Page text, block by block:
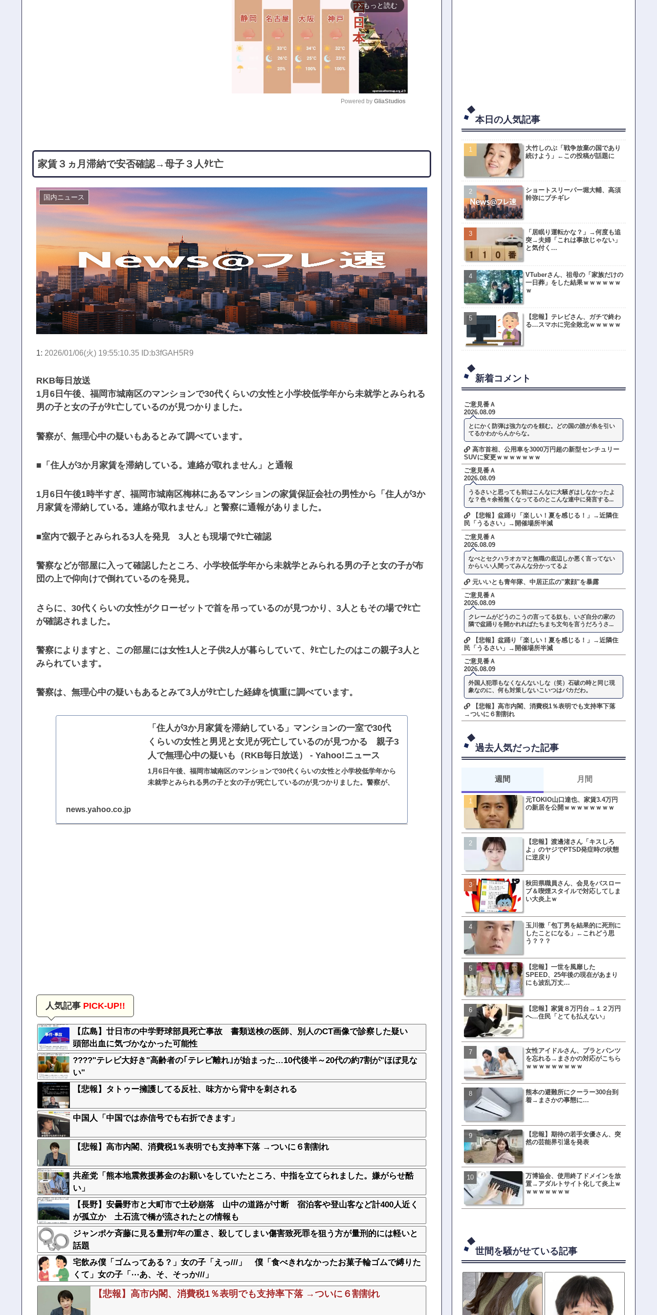
arrow_forward_ios もっと読む
Powered by GliaStudios
家賃３ヵ月滞納で安否確認→母子３人ﾀﾋ亡
国内ニュース
1: 2026/01/06(火) 19:55:10.35 ID:b3fGAH5R9
RKB毎日放送
1月6日午後、福岡市城南区のマンションで30代くらいの女性と小学校低学年から未就学とみられる
男の子と女の子がﾀﾋ亡しているのが見つかりました。
警察が、無理心中の疑いもあるとみて調べています。
■「住人が3か月家賃を滞納している。連絡が取れません」と通報
1月6日午後1時半すぎ、福岡市城南区梅林にあるマンションの家賃保証会社の男性から「住人が3か
月家賃を滞納している。連絡が取れません」と警察に通報がありました。
■室内で親子とみられる3人を発見 3人とも現場でﾀﾋ亡確認
警察などが部屋に入って確認したところ、小学校低学年から未就学とみられる男の子と女の子が布
団の上で仰向けで倒れているのを発見。
さらに、30代くらいの女性がクローゼットで首を吊っているのが見つかり、3人ともその場でﾀﾋ亡
が確認されました。
警察によりますと、この部屋には女性1人と子供2人が暮らしていて、ﾀﾋ亡したのはこの親子3人と
みられています。
警察は、無理心中の疑いもあるとみて3人がﾀﾋ亡した経緯を慎重に調べています。
「住人が3か月家賃を滞納している」マンションの一室で30代
くらいの女性と男児と女児が死亡しているのが見つかる 親子3
人で無理心中の疑いも（RKB毎日放送） - Yahoo!ニュース
1月6日午後、福岡市城南区のマンションで30代くらいの女性と小学校低学年から
未就学とみられる男の子と女の子が死亡しているのが見つかりました。警察が、
news.yahoo.co.jp
人気記事PICK-UP!!
【広島】廿日市の中学野球部員死亡事故 書類送検の医師、別人のCT画像で診察した疑い
頭部出血に気づかなかった可能性
????"テレビ大好き"高齢者の｢テレビ離れ｣が始まった…10代後半～20代の約7割が"ほぼ見な
い"
【悲報】タトゥー擁護してる反社、味方から背中を刺される
中国人「中国では赤信号でも右折できます」
【悲報】高市内閣、消費税1％表明でも支持率下落 →ついに６割割れ
共産党「熊本地震救援募金のお願いをしていたところ、中指を立てられました。嫌がらせ酷
い」
【長野】安曇野市と大町市で土砂崩落 山中の道路が寸断 宿泊客や登山客など計400人近く
が孤立か 土石流で橋が流されたとの情報も
ジャンポケ斉藤に見る量刑7年の重さ、殺してしまい傷害致死罪を狙う方が量刑的には軽いと
話題
宅飲み僕「ゴムってある？」女の子「えっ///」 僕「食べきれなかったお菓子輪ゴムで縛りた
くて」女の子「⋯あ、そ、そっか///」
【悲報】高市内閣、消費税1％表明でも支持率下落 →ついに６割割れ
本日の人気記事
大竹しのぶ「戦争放棄の国であり
続けよう」←この投稿が話題に
ショートスリーパー堀大輔、高須
幹弥にブチギレ
「居眠り運転かな？」→何度も追
突→夫婦「これは事故じゃない」
と気付く…
VTuberさん、祖母の「家族だけの
一日葬」をした結果ｗｗｗｗｗｗ
ｗ
【悲報】テレビさん、ガチで終わ
る…スマホに完全敗北ｗｗｗｗｗ
新着コメント
ご意見番Ａ
2026.08.09
とにかく防弾は強力なのを頼む。どの国の誰が糸を引い
てるかわからんからな。
高市首相、公用車を3000万円超の新型センチュリー
SUVに変更ｗｗｗｗｗｗｗ
ご意見番Ａ
2026.08.09
うるさいと思っても前はこんなに大騒ぎはしなかったよ
な？色々余裕無くなってるのとこんな連中に発言する...
【悲報】盆踊り「楽しい！夏を感じる！」→近隣住
民「うるさい」→開催場所半減
ご意見番Ａ
2026.08.09
なべとセクハラオカマと無職の底辺しか悪く言ってない
からいい人間ってみんな分かってるよ
元いいとも青年隊、中居正広の"素顔"を暴露
ご意見番Ａ
2026.08.09
クレームがどうのこうの言ってる奴も、いざ自分の家の
隣で盆踊りを開かれればたちまち文句を言うだろうさ...
【悲報】盆踊り「楽しい！夏を感じる！」→近隣住
民「うるさい」→開催場所半減
ご意見番Ａ
2026.08.09
外国人犯罪もなくなんないしな（笑）石破の時と同じ現
象なのに、何も対策しないこいつはバカだわ。
【悲報】高市内閣、消費税1％表明でも支持率下落
→ついに６割割れ
過去人気だった記事
週間
元TOKIO山口達也、家賃3.4万円
の新居を公開ｗｗｗｗｗｗｗｗ
【悲報】渡邊渚さん「キスしろ
よ」のヤジでPTSD発症時の状態
に逆戻り
秋田県職員さん、会見をバスロー
ブ＆喫煙スタイルで対応してしま
い大炎上ｗ
玉川徹「包丁男を結果的に死刑に
したことになる」←これどう思
う？？？
【悲報】一世を風靡した
SPEED、25年後の現在があまり
にも波乱万丈…
【悲報】家賃８万円台→１２万円
へ…住民「とても払えない」
女性アイドルさん、ブラとパンツ
を忘れる→まさかの対応がこちら
ｗｗｗｗｗｗｗｗｗ
熊本の避難所にクーラー300台到
着→まさかの事態に…
【悲報】期待の若手女優さん、突
然の芸能界引退を発表
万博協会、使用終了ドメインを放
置→アダルトサイト化して炎上ｗ
ｗｗｗｗｗｗｗ
月間
【悲報】東京着く前にHP尽
方民ｗｗｗ移動だけで瀕死
【ファーw】水着女子さん
オッサン盗撮してる…通報
皇族確保策、天皇陛下の一
界ピリつくｗｗｗ
文春、沖縄問題の"触れては
ない話"を暴露してしまうｗ
ランサムウェア攻撃を受け
レイ、わずか10日で復旧し
福岡テレビ局にとんでもな
アナが入社してしまうｗｗｗ
【衝撃】三笘が事故った時
てた車ってさ…←これw w
w w w w
有吉「うまくても絶対に行
ない店」がこちら…ネット
元TOKIO山口達也、家賃3.4
の新居を公開ｗｗｗｗｗｗ
母親「息子の借りた本が心
真をSNS投稿→司書らから
世間を騒がせている記事